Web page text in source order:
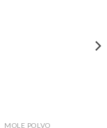
MOLE POLVO